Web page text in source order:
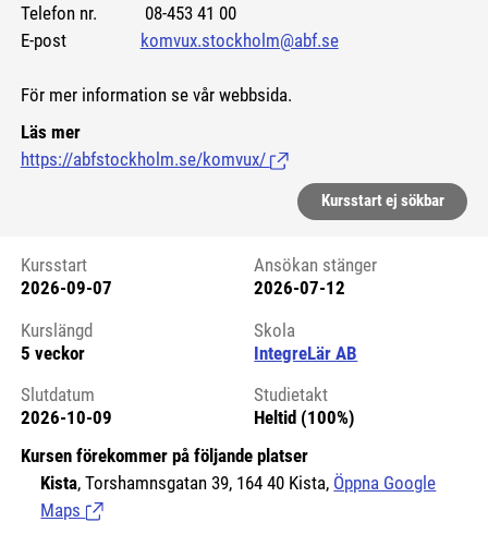
Telefon nr. 08-453 41 00
E-post
komvux.stockholm@abf.se
För mer information se vår webbsida.
Läs mer
https://abfstockholm.se/komvux/ (Länk till extern sida.)
Kursstart ej sökbar
Kursstart 6254336
Kursstart
2026-09-07
Ansökan stänger
2026-07-12
Kurslängd
5 veckor
Skola
IntegreLär AB
Slutdatum
2026-10-09
Studietakt
Heltid (100%)
Kursen förekommer på följande platser
Kista, Torshamnsgatan 39, 164 40 Kista, Öppna Google
Maps (Länk till extern sida.)